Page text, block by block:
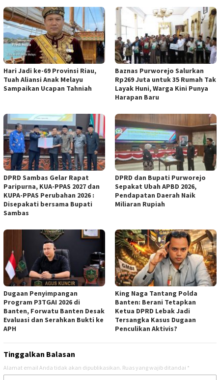
Hari Jadi ke-69 Provinsi Riau,
Tuah Aliansi Anak Melayu
Sampaikan Ucapan Tahniah
Baznas Purworejo Salurkan
Rp269 Juta untuk 35 Rumah Tak
Layak Huni, Warga Kini Punya
Harapan Baru ‎
DPRD Sambas Gelar Rapat
Paripurna, KUA-PPAS 2027 dan
KUPA-PPAS Perubahan 2026 :
Disepakati bersama Bupati
Sambas
DPRD dan Bupati Purworejo
Sepakat Ubah APBD 2026,
Pendapatan Daerah Naik
Miliaran Rupiah ‎
Dugaan Penyimpangan
Program P3TGAI 2026 di
Banten, Forwatu Banten Desak
Evaluasi dan Serahkan Bukti ke
APH
‎King Naga Tantang Polda
Banten: Berani Tetapkan
Ketua DPRD Lebak Jadi
Tersangka Kasus Dugaan
Penculikan Aktivis? ‎
Tinggalkan Balasan
Alamat email Anda tidak akan dipublikasikan. Ruas yang wajib ditandai *